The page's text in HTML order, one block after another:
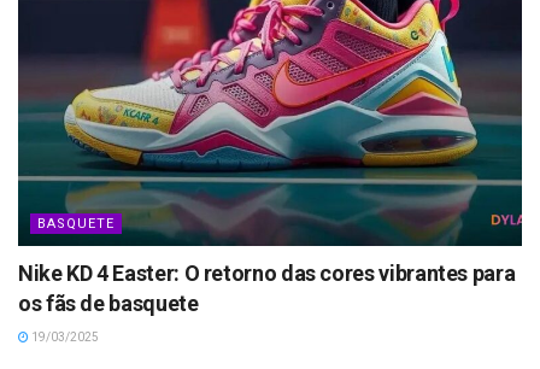
BASQUETE
Nike KD 4 Easter: O retorno das cores vibrantes para
os fãs de basquete
19/03/2025